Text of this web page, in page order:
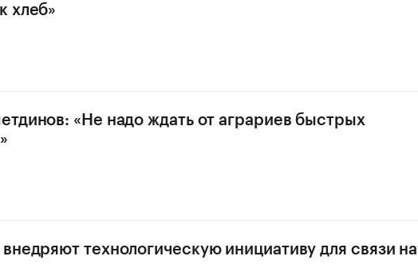
хлеб»
«Не надо ждать от аграриев быстрых
технологическую инициативу для связи